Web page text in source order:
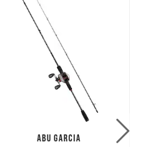
ABU GARCIA